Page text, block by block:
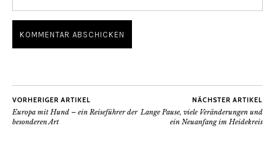
VORHERIGER ARTIKEL
Europa mit Hund – ein Reiseführer der
besonderen Art
NÄCHSTER ARTIKEL
Lange Pause, viele Veränderungen und
ein Neuanfang im Heidekreis